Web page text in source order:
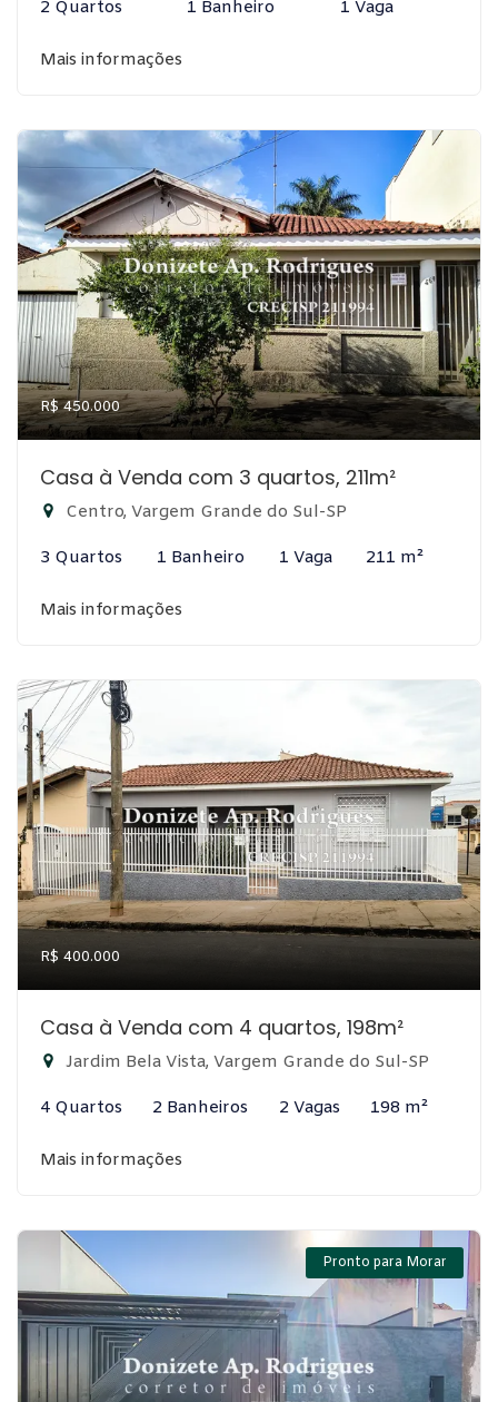
2 Quartos 1 Banheiro 1 Vaga
Mais informações
R$ 450.000
Casa à Venda com 3 quartos, 211m²
Centro, Vargem Grande do Sul-SP
3 Quartos 1 Banheiro 1 Vaga 211 m²
Mais informações
R$ 400.000
Casa à Venda com 4 quartos, 198m²
Jardim Bela Vista, Vargem Grande do Sul-SP
4 Quartos 2 Banheiros 2 Vagas 198 m²
Mais informações
Pronto para Morar